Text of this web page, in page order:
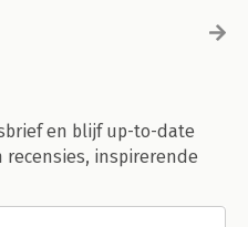
en blijf up-to-date
inspirerende